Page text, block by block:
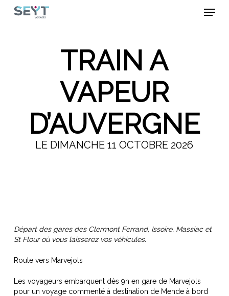
Menu
TRAIN A
VAPEUR
D’AUVERGNE
LE DIMANCHE 11 OCTOBRE 2026
Départ des gares des Clermont Ferrand, Issoire, Massiac et
St Flour où vous laisserez vos véhicules.
Route vers Marvejols
Les voyageurs embarquent dès 9h en gare de Marvejols
pour un voyage commenté à destination de Mende à bord